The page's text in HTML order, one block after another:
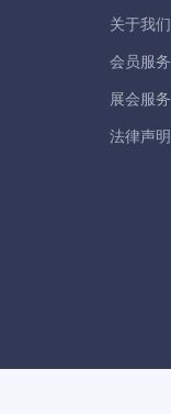
关于我们
会员服务
展会服务
法律声明